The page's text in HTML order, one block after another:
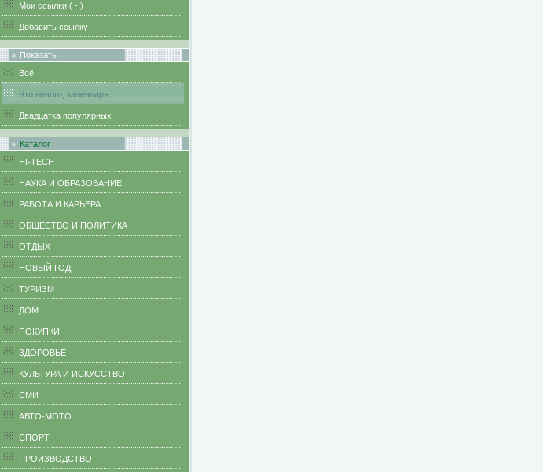
Мои ссылки ( - )
Добавить ссылку
Показать
Всё
Что нового, календарь
Двадцатка популярных
Каталог
HI-TECH
НАУКА И ОБРАЗОВАНИЕ
РАБОТА И КАРЬЕРА
ОБЩЕСТВО И ПОЛИТИКА
ОТДЫХ
НОВЫЙ ГОД
ТУРИЗМ
ДОМ
ПОКУПКИ
ЗДОРОВЬЕ
КУЛЬТУРА И ИСКУССТВО
СМИ
АВТО-МОТО
СПОРТ
ПРОИЗВОДСТВО